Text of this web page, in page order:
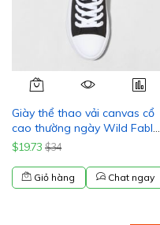
Giày thể thao vải canvas cổ
cao thường ngày Wild Fable
dành cho nữ. Đế giày bằng
$19.73 $34
Giỏ hàng Chat ngay